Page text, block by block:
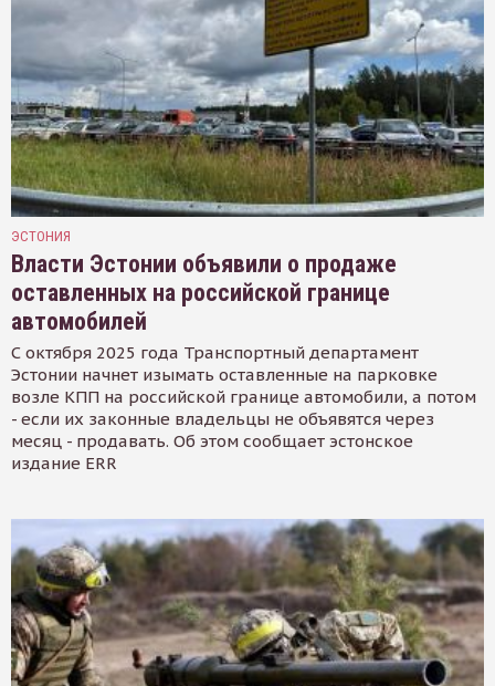
ЭСТОНИЯ
Власти Эстонии объявили о продаже
оставленных на российской границе
автомобилей
С октября 2025 года Транспортный департамент
Эстонии начнет изымать оставленные на парковке
возле КПП на российской границе автомобили, а потом
- если их законные владельцы не объявятся через
месяц - продавать. Об этом сообщает эстонское
издание ERR